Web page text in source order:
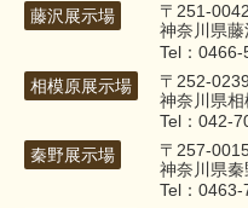
藤沢展示場
〒251-0042
神奈川県
Tel：0466-
相模原展示場
〒252-0239
神奈川県
Tel：042-
秦野展示場
〒257-
神奈川県
Tel：0463-